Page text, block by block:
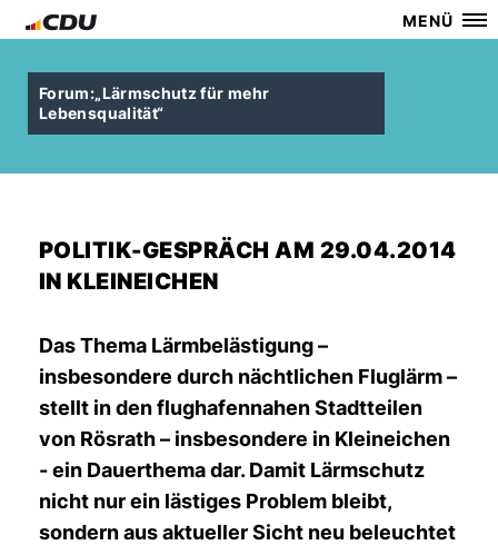
MENÜ
Forum:„Lärmschutz für mehr
Lebensqualität“
POLITIK-GESPRÄCH AM 29.04.2014
IN KLEINEICHEN
Das Thema Lärmbelästigung –
insbesondere durch nächtlichen Fluglärm –
stellt in den flughafennahen Stadtteilen
von Rösrath – insbesondere in Kleineichen
- ein Dauerthema dar. Damit Lärmschutz
nicht nur ein lästiges Problem bleibt,
sondern aus aktueller Sicht neu beleuchtet